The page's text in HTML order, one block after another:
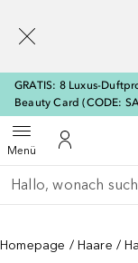
GRATIS: 8 Luxus-
Beauty Card (CODE:
MenüMenü öffnenZu Meinem
Gehe zurück
Suche ausführen
Homepage Haare